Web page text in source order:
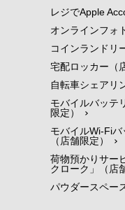
レジでApple
オンラインフォ
コインランドリ
宅配ロッカー（
自転車シェアリ
モバイルバッテ
限定）
モバイルWi-Fi
（店舗限定）
荷物預かりサー
クローク」（店
パウダースペー